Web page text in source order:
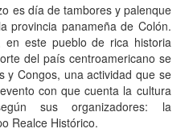
es día de tambores y palenque
provincia panameña de Colón.
en este pueblo de rica historia
del país centroamericano se
y Congos, una actividad que se
con que cuenta la cultura
sus organizadores: la
Realce Histórico.